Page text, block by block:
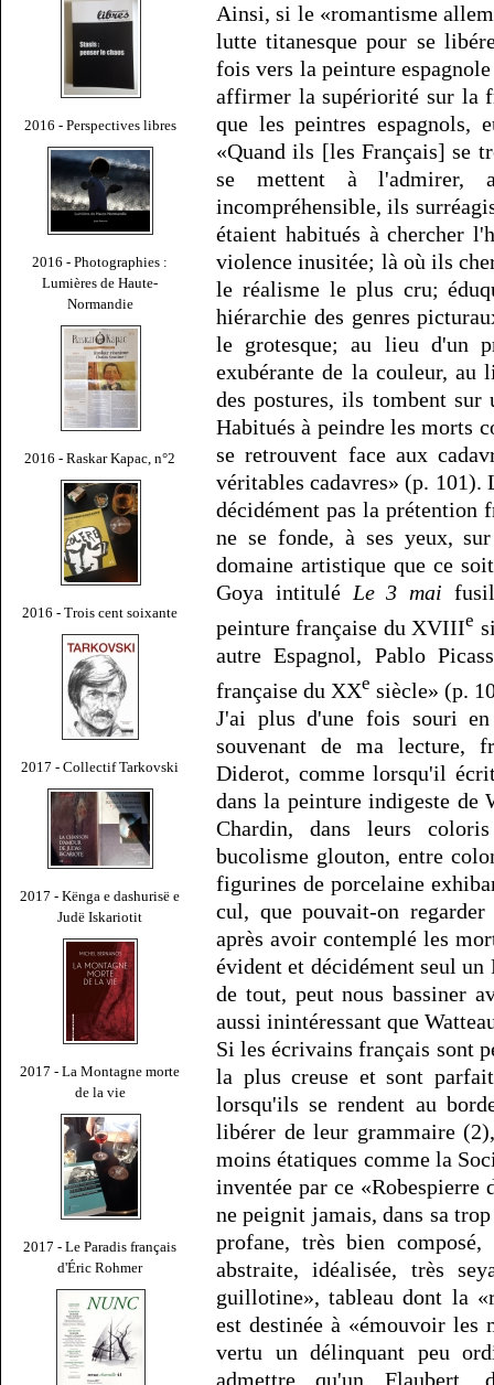
2016 - Perspectives libres
2016 - Photographies :
Lumières de Haute-
Normandie
2016 - Raskar Kapac, n°2
2016 - Trois cent soixante
2017 - Collectif Tarkovski
2017 - Kënga e dashurisë e
Judë Iskariotit
2017 - La Montagne morte
de la vie
2017 - Le Paradis français
d'Éric Rohmer
Ainsi, si le «romantisme
lutte titanesque pour se
fois vers la peinture
affirmer la supériorité sur la
que les peintres espagnols,
«Quand ils [les Français] se
se mettent à l'admirer,
incompréhensible, ils
étaient habitués à chercher
violence inusitée; là où ils
le réalisme le plus cru;
hiérarchie des genres
le grotesque; au lieu d'un
exubérante de la couleur, au
des postures, ils tombent
Habitués à peindre les morts
se retrouvent face aux
véritables cadavres» (p.
décidément pas la prétention
ne se fonde, à ses yeux,
domaine artistique que ce
Goya intitulé Le 3 mai
peinture française du XVIIIe
autre Espagnol, Pablo
française du XXe siècle» (p.
J'ai plus d'une fois souri en
souvenant de ma lecture,
Diderot, comme lorsqu'il
dans la peinture indigeste de
Chardin, dans leurs
bucolisme glouton, entre
figurines de porcelaine
cul, que pouvait-on
après avoir contemplé les
évident et décidément seul
de tout, peut nous bassiner
aussi inintéressant que
Si les écrivains français sont
la plus creuse et sont
lorsqu'ils se rendent au
libérer de leur grammaire
moins étatiques comme la
inventée par ce
ne peignit jamais, dans sa
profane, très bien
abstraite, idéalisée, très
guillotine», tableau dont la
est destinée à «émouvoir les
vertu un délinquant peu
admettre qu'un Flaubert,